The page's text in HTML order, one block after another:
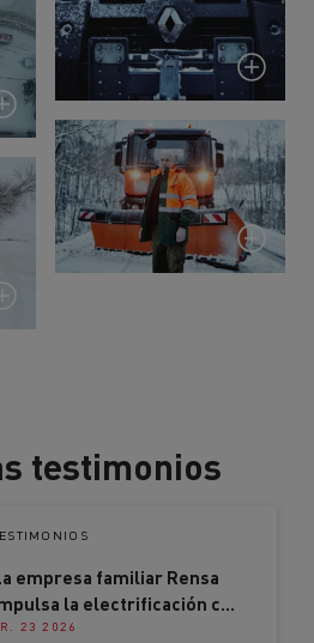
testimonios
empresa familiar Rensa
la electrificación con
Trucks
23 2026